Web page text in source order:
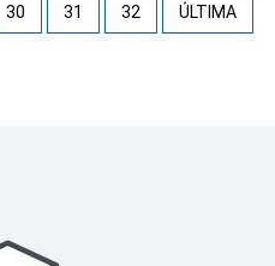
30 31 32 ÚLTIMA